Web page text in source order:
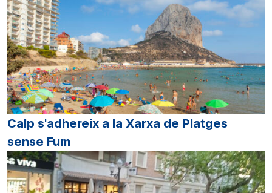
Calp s'adhereix a la Xarxa de Platges
sense Fum